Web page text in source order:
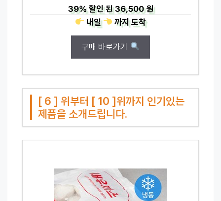
39%할인 된36,500 원
내일
까지도착
구매 바로가기
[ 6 ] 위부터 [ 10 ]위까지 인기있는
제품을 소개드립니다.